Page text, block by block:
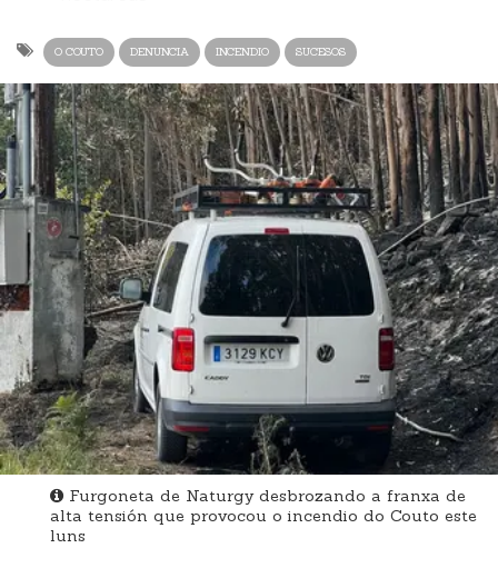
O COUTO DENUNCIA INCENDIO SUCESOS
Furgoneta de Naturgy desbrozando a franxa de
alta tensión que provocou o incendio do Couto este
luns